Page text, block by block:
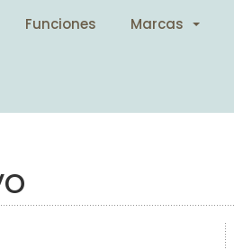
Funciones Marcas